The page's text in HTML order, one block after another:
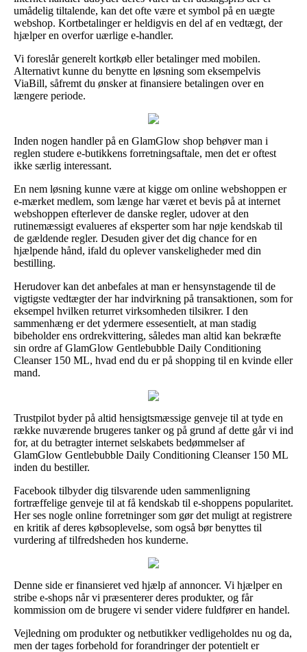
umådelig tiltalende, kan det ofte være et symbol på en uægte
webshop. Kortbetalinger er heldigvis en del af en vedtægt, der
hjælper en overfor uærlige e-handler.
Vi foreslår generelt kortkøb eller betalinger med mobilen.
Alternativt kunne du benytte en løsning som eksempelvis
ViaBill, såfremt du ønsker at finansiere betalingen over en
længere periode.
Inden nogen handler på en GlamGlow shop behøver man i
reglen studere e-butikkens forretningsaftale, men det er oftest
ikke særlig interessant.
En nem løsning kunne være at kigge om online webshoppen er
e-mærket medlem, som længe har været et bevis på at internet
webshoppen efterlever de danske regler, udover at den
rutinemæssigt evalueres af eksperter som har nøje kendskab til
de gældende regler. Desuden giver det dig chance for en
hjælpende hånd, ifald du oplever vanskeligheder med din
bestilling.
Herudover kan det anbefales at man er hensynstagende til de
vigtigste vedtægter der har indvirkning på transaktionen, som for
eksempel hvilken returret virksomheden tilsikrer. I den
sammenhæng er det ydermere essesentielt, at man stadig
bibeholder ens ordrekvittering, således man altid kan bekræfte
sin ordre af GlamGlow Gentlebubble Daily Conditioning
Cleanser 150 ML, hvad end du er på shopping til en kvinde eller
mand.
Trustpilot byder på altid hensigtsmæssige genveje til at tyde en
række nuværende brugeres tanker og på grund af dette går vi ind
for, at du betragter internet selskabets bedømmelser af
GlamGlow Gentlebubble Daily Conditioning Cleanser 150 ML
inden du bestiller.
Facebook tilbyder dig tilsvarende uden sammenligning
fortræffelige genveje til at få kendskab til e-shoppens popularitet.
Her ses nogle online forretninger som gør det muligt at registrere
en kritik af deres købsoplevelse, som også bør benyttes til
vurdering af tilfredsheden hos kunderne.
Denne side er finansieret ved hjælp af annoncer. Vi hjælper en
stribe e-shops når vi præsenterer deres produkter, og får
kommission om de brugere vi sender videre fuldfører en handel.
Vejledning om produkter og netbutikker vedligeholdes nu og da,
men der tages forbehold for forandringer der potentielt er